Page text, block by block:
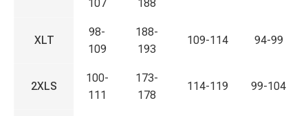
107
188
XLT
98-
109
188-
193
109-114 94-99
2XLS
100-
111
173-
178
114-119 99-104